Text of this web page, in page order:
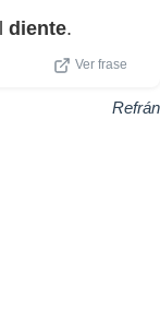
diente.
Ver frase
Refrán